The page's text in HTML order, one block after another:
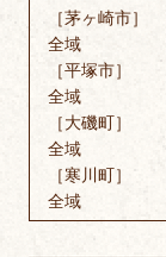
［茅ヶ崎市］
全域
［平塚市］
全域
［大磯町］
全域
［寒川町］
全域